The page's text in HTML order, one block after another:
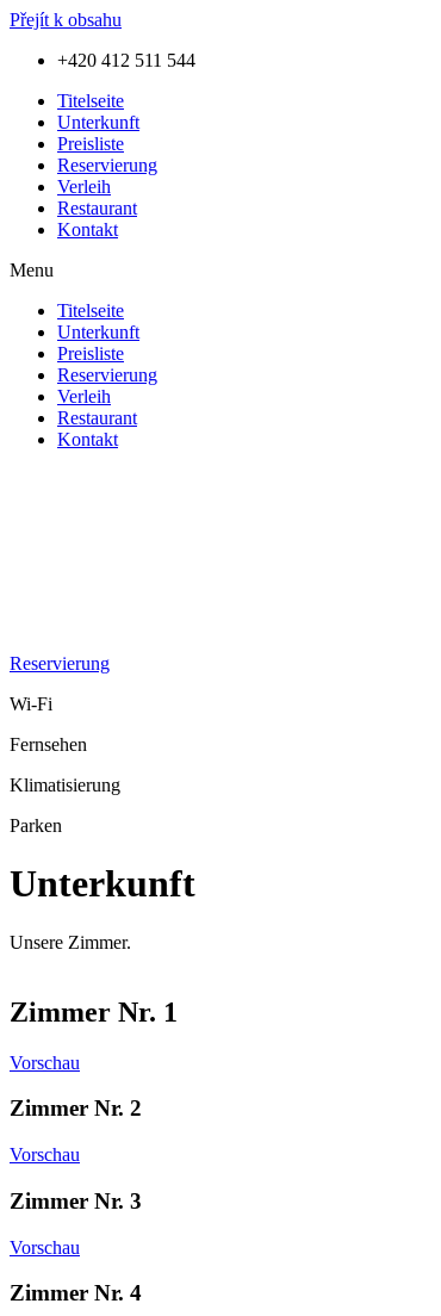
Přejít k obsahu
+420 412 511 544
Titelseite
Unterkunft
Preisliste
Reservierung
Verleih
Restaurant
Kontakt
Menu
Titelseite
Unterkunft
Preisliste
Reservierung
Verleih
Restaurant
Kontakt
Reservierung
Wi-Fi
Fernsehen
Klimatisierung
Parken
Unterkunft
Unsere Zimmer.
Zimmer Nr. 1
Vorschau
Zimmer Nr. 2
Vorschau
Zimmer Nr. 3
Vorschau
Zimmer Nr. 4